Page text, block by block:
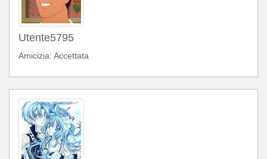
Utente5795
Amicizia: Accettata